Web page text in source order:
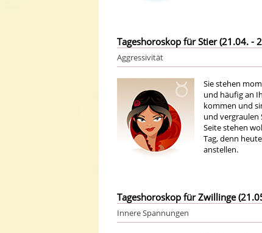
Tageshoroskop für Stier (21.04. -
Aggressivität
Sie stehen
und häufig an
kommen und
und vergraulen
Seite stehen
Tag, denn
anstellen.
Tageshoroskop für Zwillinge
Innere Spannungen